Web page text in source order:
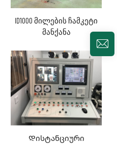
ID1000 მილების ჩამკეტი
მანქანა
Დისტანციური